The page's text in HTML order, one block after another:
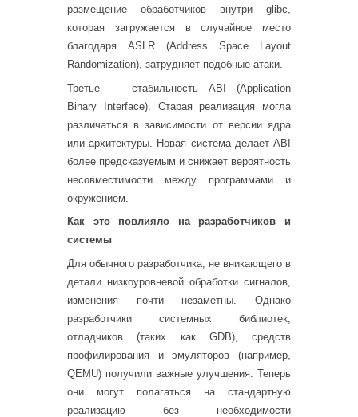
размещение обработчиков внутри glibc,
которая загружается в случайное место
благодаря ASLR (Address Space Layout
Randomization), затрудняет подобные атаки.
Третье — стабильность ABI (Application
Binary Interface). Старая реализация могла
различаться в зависимости от версии ядра
или архитектуры. Новая система делает ABI
более предсказуемым и снижает вероятность
несовместимости между программами и
окружением.
Как это повлияло на разработчиков и
системы
Для обычного разработчика, не вникающего в
детали низкоуровневой обработки сигналов,
изменения почти незаметны. Однако
разработчики системных библиотек,
отладчиков (таких как GDB), средств
профилирования и эмуляторов (например,
QEMU) получили важные улучшения. Теперь
они могут полагаться на стандартную
реализацию без необходимости